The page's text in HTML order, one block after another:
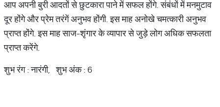
आप अपनी बुरी आदतों से छुटकारा पाने में सफल होंगे. संबंधों में मनमुटाव
दूर होंगे और प्रेम तरंगें अनुभव होंगी. इस माह अनोखे चमत्कारी अनुभव
प्राप्त होंगे. इस माह साज-शृंगार के व्यापार से जुड़े लोग अधिक सफलता
प्राप्त करेंगे.
शुभ रंग : नारंगी, शुभ अंक : 6